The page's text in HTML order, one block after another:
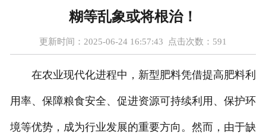
新闻资讯
技术支持
资质荣誉
成功案列
糊等乱象或将根治！
更新时间：2025-06-24 16:57:43 点击次数： 591
在农业现代化进程中，新型肥料凭借提高肥料利
用率、保障粮食安全、促进资源可持续利用、保护环
境等优势，成为行业发展的重要方向。然而，由于缺